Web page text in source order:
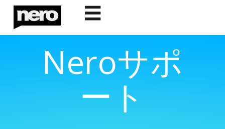
☰
Neroサポ
ート